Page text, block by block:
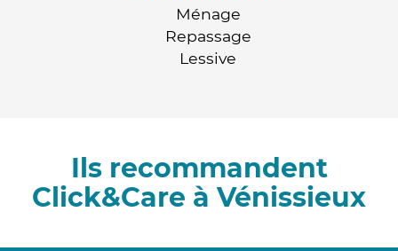
Ménage
Repassage
Lessive
Ils recommandent
Click&Care à Vénissieux